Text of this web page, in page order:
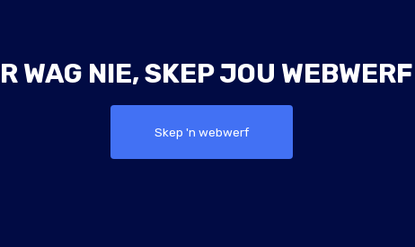
WAG NIE, SKEP JOU
Skep 'n webwerf